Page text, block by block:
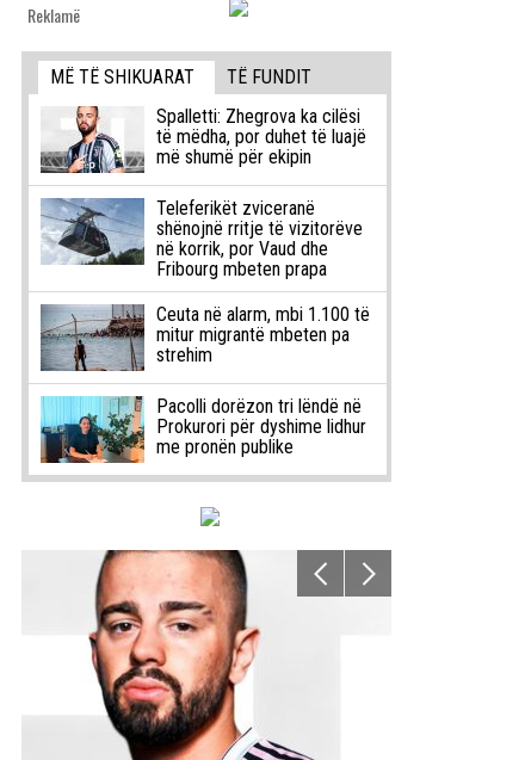
Reklamë
MË TË SHIKUARAT
TË FUNDIT
Spalletti: Zhegrova ka cilësi
të mëdha, por duhet të luajë
më shumë për ekipin
Teleferikët zviceranë
shënojnë rritje të vizitorëve
në korrik, por Vaud dhe
Fribourg mbeten prapa
Ceuta në alarm, mbi 1.100 të
mitur migrantë mbeten pa
strehim
Pacolli dorëzon tri lëndë në
Prokurori për dyshime lidhur
me pronën publike